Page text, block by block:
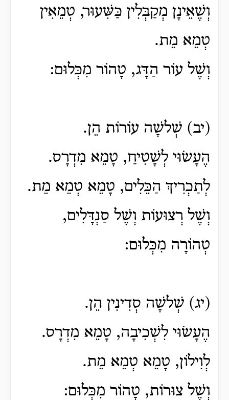
וְשֶׁאֵינָן מְקַבְּלִין כַּשִּׁעוּר, טְמֵאִין
טְמֵא מֵת.
וְשֶׁל עוֹר הַדָּג, טָהוֹר מִכְּלוּם:
(יב) שְׁלשָׁה עוֹרוֹת הֵן.
הֶעָשׂוּי לְשָׁטִיחַ, טָמֵא מִדְרָס.
לְתַכְרִיךְ הַכֵּלִים, טָמֵא טְמֵא מֵת.
וְשֶׁל רְצוּעוֹת וְשֶׁל סַנְדָּלִים,
טְהוֹרָה מִכְּלוּם:
(יג) שְׁלשָׁה סְדִינִין הֵן.
הֶעָשׂוּי לִשְׁכִיבָה, טָמֵא מִדְרָס.
לְוִילוֹן, טָמֵא טְמֵא מֵת.
וְשֶׁל צוּרוֹת, טָהוֹר מִכְּלוּם: